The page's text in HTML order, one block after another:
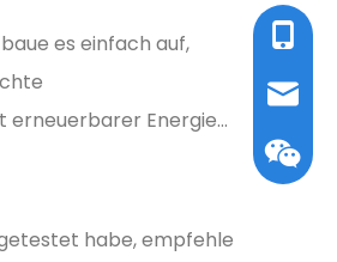
es einfach auf,
Energie...
habe, empfehle
Tel /
E-Mail: